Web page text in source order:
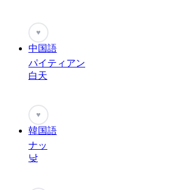
♥
中国語
パイティアン
白天
♥
韓国語
ナッ
낮